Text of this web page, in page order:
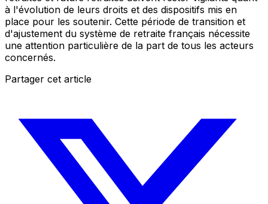
à l'évolution de leurs droits et des dispositifs mis en
place pour les soutenir. Cette période de transition et
d'ajustement du système de retraite français nécessite
une attention particulière de la part de tous les acteurs
concernés.
Partager cet article